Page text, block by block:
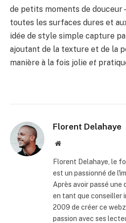
de petits moments de douceur
toutes les surfaces dures et
idée de style simple capture
ajoutant de la texture et de la
manière à la fois jolie et
Florent Delahaye
Site
Florent Delahaye, le
est un passionné de
Après avoir passé une
en tant que conseiller
2009 de créer ce
passion avec ses